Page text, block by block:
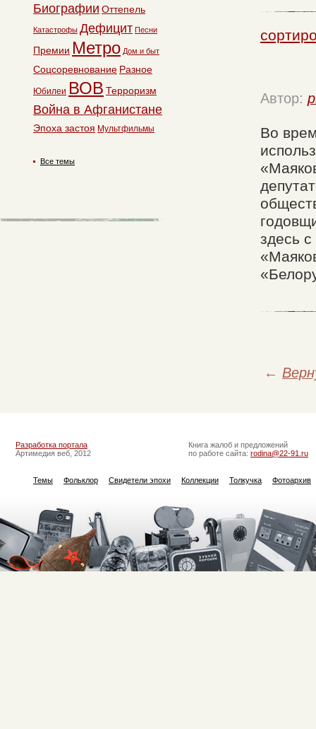
Автор:
Во
здесь
←
Биографии Оттепель
Катастрофы Дефицит Песни
Премии Метро Дом и быт
Соцсоревнование Разное
Юбилеи ВОВ Терроризм
Война в Афганистане
Эпоха застоя Мультфильмы
Все темы
Разработка портала
Артимедия веб, 2012
Книга жалоб и предложений
по работе сайта: rodina@22-91.ru
Темы Фольклор Свидетели эпохи Коллекции Толкучка Фотоархив